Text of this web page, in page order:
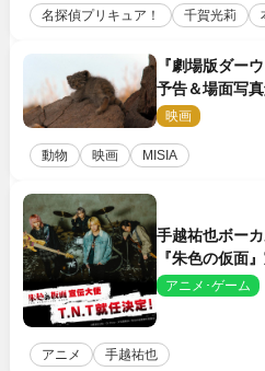
名探偵プリキュア！ 千賀光莉
『劇場版ダー
予告＆場面写
の赤ちゃんが大
映画
動物 映画 MISIA
手越祐也ボー
『朱色の仮面
アニメ･ゲーム
アニメ 手越祐也